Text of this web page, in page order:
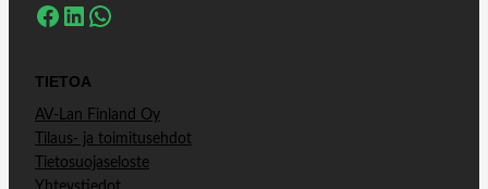
Facebook LinkedIn WhatsApp
TIETOA
AV-Lan Finland Oy
Tilaus- ja toimitusehdot
Tietosuojaseloste